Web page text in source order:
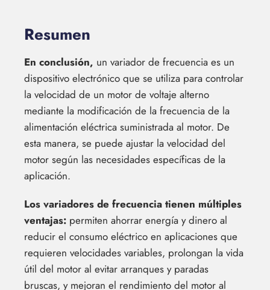
Resumen
En conclusión, un variador de frecuencia es un
dispositivo electrónico que se utiliza para controlar
la velocidad de un motor de voltaje alterno
mediante la modificación de la frecuencia de la
alimentación eléctrica suministrada al motor. De
esta manera, se puede ajustar la velocidad del
motor según las necesidades específicas de la
aplicación.
Los variadores de frecuencia tienen múltiples
ventajas: permiten ahorrar energía y dinero al
reducir el consumo eléctrico en aplicaciones que
requieren velocidades variables, prolongan la vida
útil del motor al evitar arranques y paradas
bruscas, y mejoran el rendimiento del motor al